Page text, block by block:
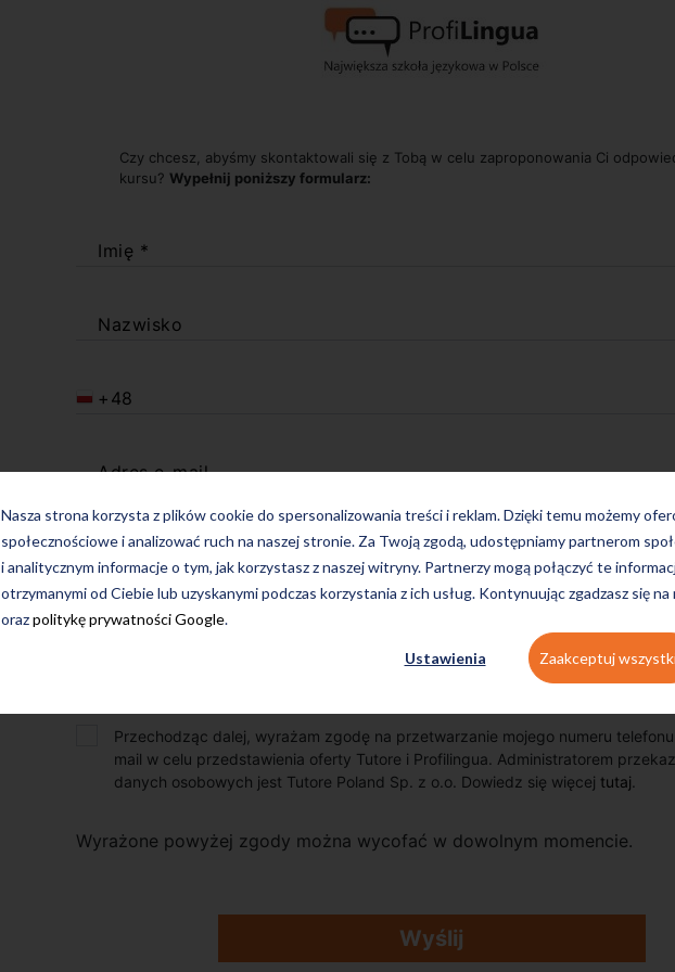
Nasza strona korzysta z plików cookie do spersonalizowania treści i reklam. Dzięki temu możemy
społecznościowe i analizować ruch na naszej stronie. Za Twoją zgodą, udostępniamy partnerom
i analitycznym informacje o tym, jak korzystasz z naszej witryny. Partnerzy mogą połączyć te
otrzymanymi od Ciebie lub uzyskanymi podczas korzystania z ich usług. Kontynuując zgadzasz się na
orazpolitykę prywatności Google.
Ustawienia Zaakceptuj
Czy chcesz, abyśmy skontaktowali się z Tobą w celu zaproponowania Ci
kursu? Wypełnij poniższy formularz:
Imię *
Nazwisko
+48
Adres e-mail
Przechodząc dalej, wyrażam zgodę na przetwarzanie mojego numeru
mail w celu przedstawienia oferty Tutore i Profilingua. Administratorem
danych osobowych jest Tutore Poland Sp. z o.o. Dowiedz się więcej tutaj
Wyrażone powyżej zgody można wycofać w dowolnym momencie.
Wyślij